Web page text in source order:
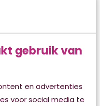
gebruik van
en advertenties
voor social media te
met u en met uw
ondersteuning voor
beroep doen op uw
rondom u. Het is de
elke dag